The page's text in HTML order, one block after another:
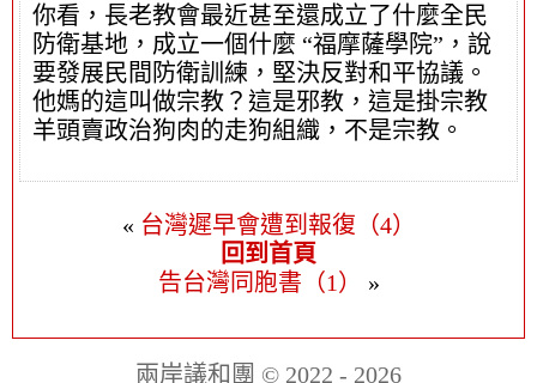
你看，長老教會最近甚至還成立了什麼全民
防衛基地，成立一個什麼 “福摩薩學院”，說
要發展民間防衛訓練，堅決反對和平協議。
他媽的這叫做宗教？這是邪教，這是掛宗教
羊頭賣政治狗肉的走狗組織，不是宗教。
« 台灣遲早會遭到報復（4）
回到首頁
告台灣同胞書（1）
»
兩岸議和團 © 2022 - 2026